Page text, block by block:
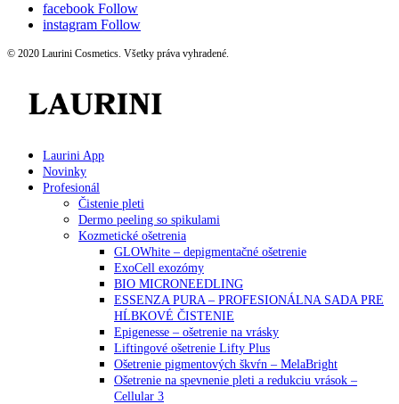
facebook Follow
instagram Follow
© 2020 Laurini Cosmetics. Všetky práva vyhradené.
Laurini App
Novinky
Profesionál
Čistenie pleti
Dermo peeling so spikulami
Kozmetické ošetrenia
GLOWhite – depigmentačné ošetrenie
ExoCell exozómy
BIO MICRONEEDLING
ESSENZA PURA – PROFESIONÁLNA SADA PRE
HĹBKOVÉ ČISTENIE
Epigenesse – ošetrenie na vrásky
Liftingové ošetrenie Lifty Plus
Ošetrenie pigmentových škvŕn – MelaBright
Ošetrenie na spevnenie pleti a redukciu vrások –
Cellular 3